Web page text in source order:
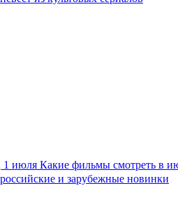
1 июля Какие фильмы смотреть в
российские и зарубежные новинки